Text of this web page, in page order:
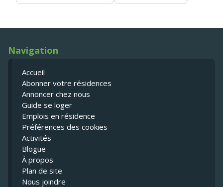
Navigation
Accueil
Abonner votre résidences
Annoncer chez nous
Guide se loger
Emplois en résidence
Préférences des cookies
Activités
Blogue
À propos
Plan de site
Nous joindre